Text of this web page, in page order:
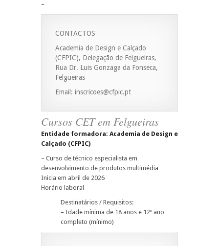
–
CONTACTOS
Academia de Design e Calçado
(CFPIC), Delegação de Felgueiras,
Rua Dr. Luis Gonzaga da Fonseca,
Felgueiras
Email: inscricoes@cfpic.pt
Cursos CET em Felgueiras
Entidade formadora: Academia de Design e
Calçado (CFPIC)
– Curso de técnico especialista em
desenvolvimento de produtos multimédia
Inicia em abril de 2026
Horário laboral
Destinatários / Requisitos:
– Idade mínima de 18 anos e 12º ano
completo (mínimo)